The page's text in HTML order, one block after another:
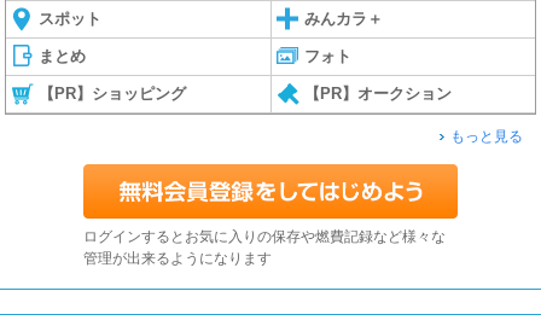
スポット みんカラ＋
まとめ フォト
【PR】ショッピング 【PR】オークション
もっと見る
ログインするとお気に入りの保存や燃費記録など様々な
管理が出来るようになります